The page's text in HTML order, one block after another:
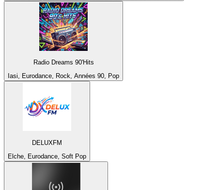
Radio Dreams 90'Hits
Iasi, Eurodance, Rock, Années 90, Pop
DELUXFM
Elche, Eurodance, Soft Pop